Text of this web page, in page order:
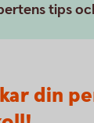
tips
din